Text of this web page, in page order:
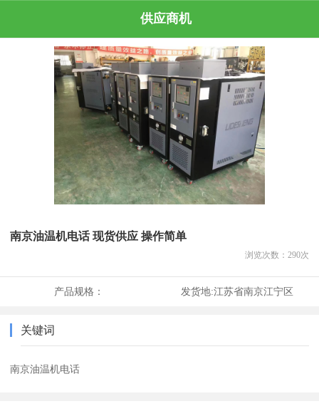
供应商机
南京油温机电话 现货供应 操作简单
浏览次数： 290次
产品规格： 发货地:江苏省南京江宁区
关键词
南京油温机电话